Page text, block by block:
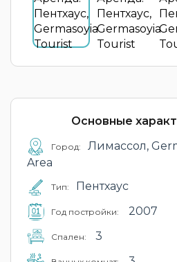
Основные
Город:
Лимассол,
Area
Тип: Пентхаус
Год постройки: 2007
Cпален: 3